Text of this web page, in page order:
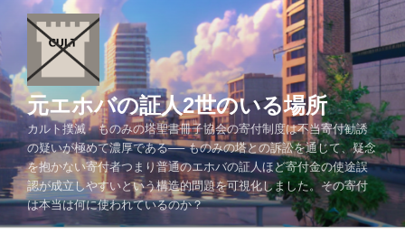
ン
テ
ン
ツ
へ
ス
ッ
プ
元エホバの証人2世のいる場所
カルト撲滅 ものみの塔聖書冊子協会の寄付制度は不当寄付勧誘
の疑いが極めて濃厚である── ものみの塔との訴訟を通じて、疑念
を抱かない寄付者つまり普通のエホバの証人ほど寄付金の使途誤
認が成立しやすいという構造的問題を可視化しました。その寄付
は本当は何に使われているのか？